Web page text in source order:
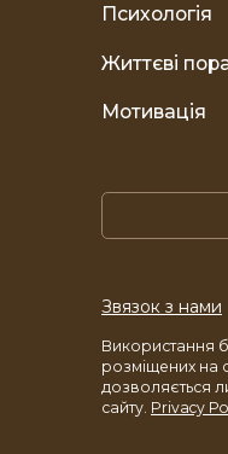
Психологія
Життєві
Мотивація
Звязок з нами
Використання
розміщених на
дозволяється
сайту. Privacy